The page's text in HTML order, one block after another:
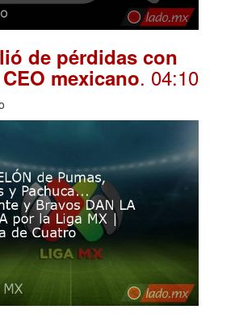
de pérdidas con
mexicano. 04:10